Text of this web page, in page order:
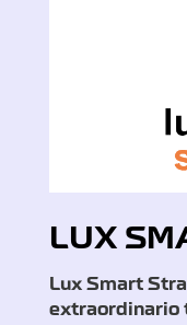
LUX
Lux Smart
extraordinario